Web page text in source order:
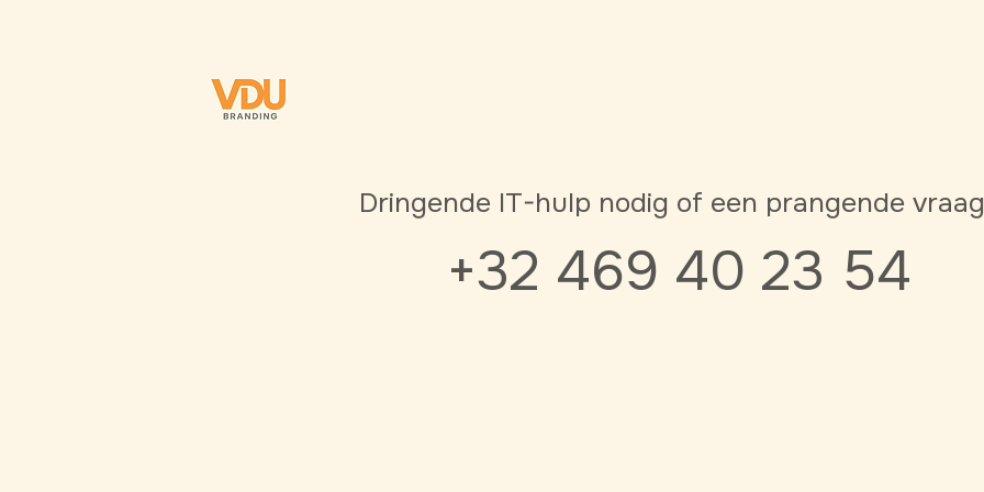
Dringende IT-hulp nodig of een prangende
+32 469 40 23 54